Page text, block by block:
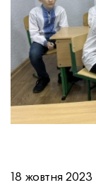
18 жовтня